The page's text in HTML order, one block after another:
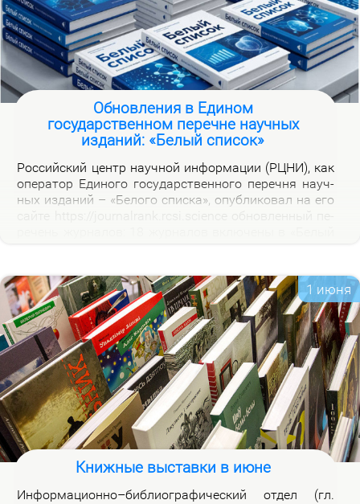
Обновления в Едином
государственном перечне научных
изданий: «Белый список»
Рос­сий­ский центр на­уч­ной ин­фор­ма­ции (РЦНИ), как
опе­ра­тор Еди­но­го го­судар­ствен­но­го пе­реч­ня на­уч­
ных из­да­ний – «Бе­ло­го спис­ка», опуб­ли­ко­вал на его
на­лов на вклад­ке «Уров­ни» раз­ме­ще­ны при­ме­ча­ния,
по­яс­ня­ю­щие при­чи­ны вклю­че­ния жур­на­лов и из­ме­
не­ния уров­ней.
1 июня
Книжные выставки в июне
Ин­фор­ма­ци­он­но–биб­лио­гра­фи­че­ский от­дел (гл.